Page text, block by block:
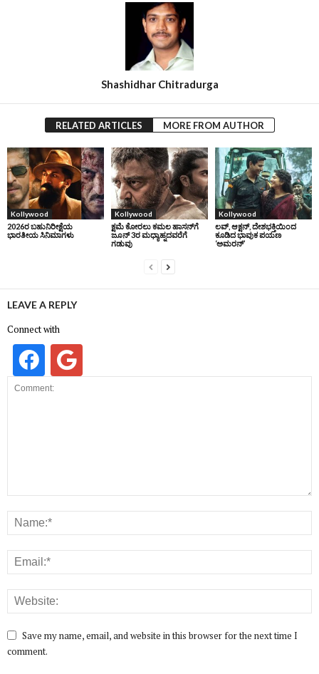
Shashidhar Chitradurga
RELATED ARTICLES MORE FROM AUTHOR
Kollywood
2026ರ ಬಹುನಿರೀಕ್ಷೆಯ
ಭಾರತೀಯ ಸಿನಿಮಾಗಳು
Kollywood
ಕ್ಷಮೆ ಕೋರಲು ಕಮಲ ಹಾಸನ್‌ಗೆ
ಜೂನ್‌ 3ರ ಮಧ್ಯಾಹ್ನದವರೆಗೆ
ಗಡುವು
Kollywood
ಲವ್, ಆಕ್ಷನ್, ದೇಶಭಕ್ತಿಯಿಂದ
ಕೂಡಿದ ಭಾವುಕ ಪಯಣ
‘ಅಮರನ್’
LEAVE A REPLY
Connect with
Save my name, email, and website in this browser for the next time I
comment.